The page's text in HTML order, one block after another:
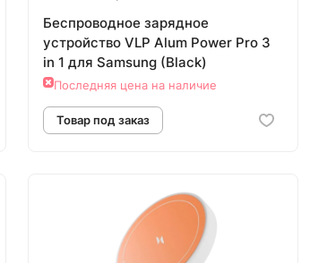
Беспроводное зарядное
устройство VLP Alum Power Pro 3
in 1 для Samsung (Black)
Последняя цена на наличие